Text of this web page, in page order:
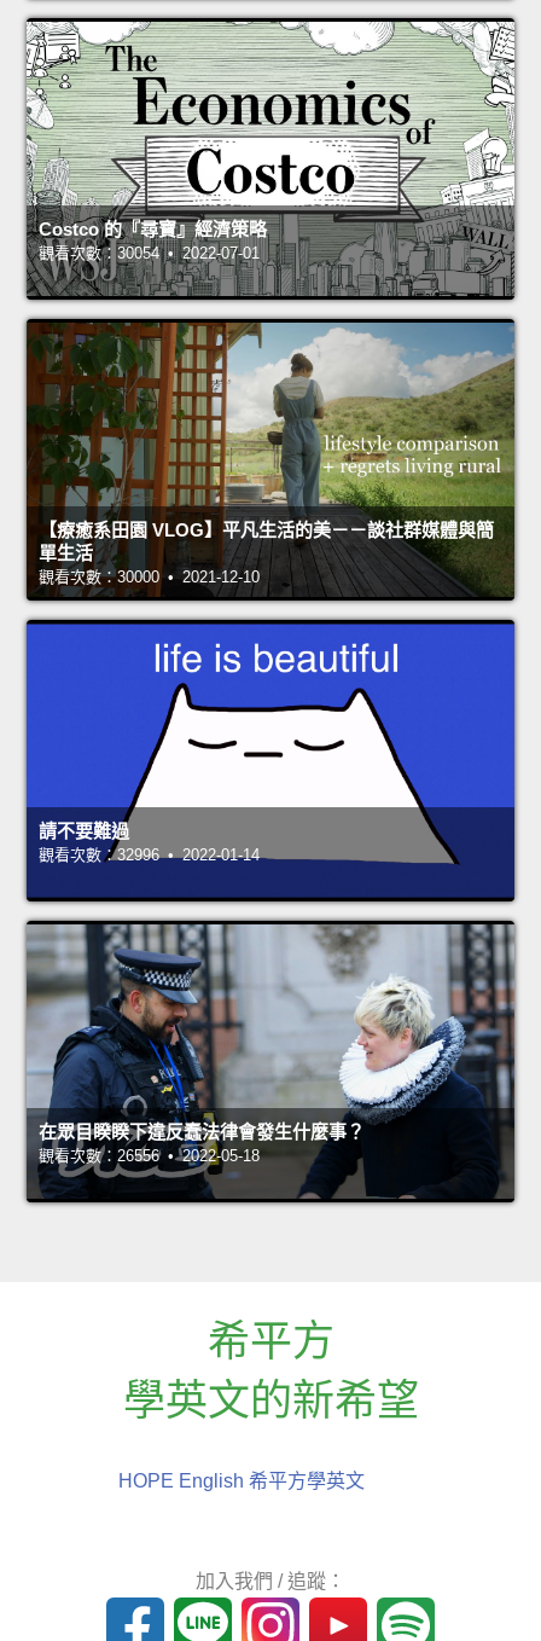
Costco 的『尋寶』經濟策略
觀看次數：30054 • 2022-07-01
【療癒系田園 VLOG】平凡生活的美－－談社群媒體與簡
單生活
觀看次數：30000 • 2021-12-10
請不要難過
觀看次數：32996 • 2022-01-14
在眾目睽睽下違反蠢法律會發生什麼事？
觀看次數：26556 • 2022-05-18
希平方
學英文的新希望
HOPE English 希平方學英文
加入我們 / 追蹤：